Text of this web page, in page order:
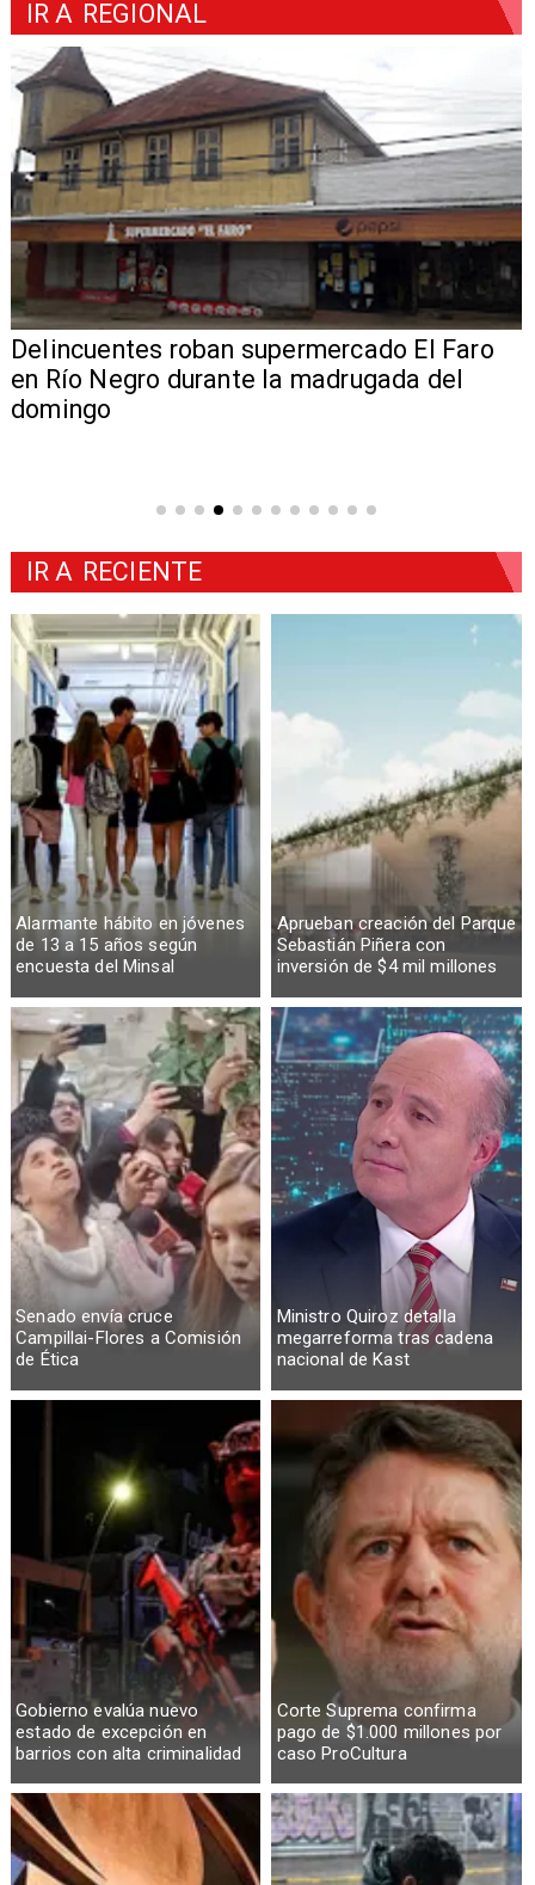
IR A REGIONAL
Delincuentes roban supermercado El Faro
en Río Negro durante la madrugada del
domingo
Alarmante hábito en jóvenes
de 13 a 15 años según
encuesta del Minsal
Aprueban creación del Parque
Sebastián Piñera con
inversión de $4 mil millones
Senado envía cruce
Campillai-Flores a Comisión
de Ética
Ministro Quiroz detalla
megarreforma tras cadena
nacional de Kast
Gobierno evalúa nuevo
estado de excepción en
barrios con alta criminalidad
Corte Suprema confirma
pago de $1.000 millones por
caso ProCultura
IR A RECIENTE